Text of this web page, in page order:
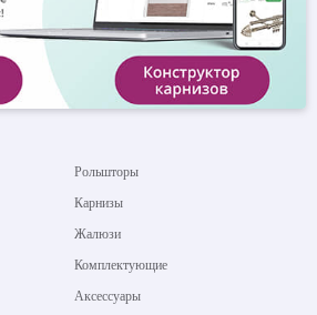
Рольшторы
Карнизы
Жалюзи
Комплектующие
Аксессуары